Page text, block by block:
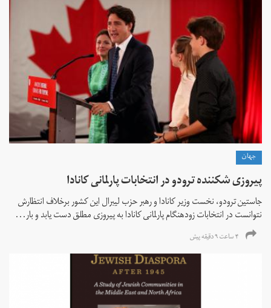
جهان
پیروزی شکننده ترودو در انتخابات پارلمانی کانادا
جاستین ترودو، نخست وزیر کانادا و رهبر حزب لیبرال این کشور برخلاف انتظارش
نتوانست در انتخابات زود‌هنگام پارلمانی کانادا به پیروزی مطلق دست یابد و بار...
۴ ساعت ۹ دقیقه پیش